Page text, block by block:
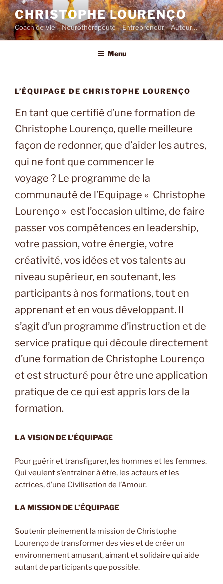
Skip
to
content
CHRISTOPHE LOURENÇO
Coach de Vie – Neurothérapeute – Entrepreneur – Auteur…
Menu
L’ÉQUIPAGE DE CHRISTOPHE LOURENÇO
En tant que certifié d’une formation de
Christophe Lourenço, quelle meilleure
façon de redonner, que d’aider les autres,
qui ne font que commencer le
voyage ? Le programme de la
communauté de l’Equipage « Christophe
Lourenço » est l’occasion ultime, de faire
passer vos compétences en leadership,
votre passion, votre énergie, votre
créativité, vos idées et vos talents au
niveau supérieur, en soutenant, les
participants à nos formations, tout en
apprenant et en vous développant. Il
s’agit d’un programme d’instruction et de
service pratique qui découle directement
d’une formation de Christophe Lourenço
et est structuré pour être une application
pratique de ce qui est appris lors de la
formation.
LA VISION DE L’ÉQUIPAGE
Pour guérir et transfigurer, les hommes et les femmes.
Qui veulent s’entrainer à être, les acteurs et les
actrices, d’une Civilisation de l’Amour.
LA MISSION DE L’ÉQUIPAGE
Soutenir pleinement la mission de Christophe
Lourenço de transformer des vies et de créer un
environnement amusant, aimant et solidaire qui aide
autant de participants que possible.